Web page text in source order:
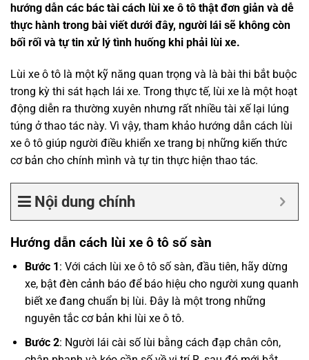
hướng dẫn các bác tài cách lùi xe ô tô thật đơn giản và dễ
thực hành trong bài viết dưới đây, người lái sẽ không còn
bối rối và tự tin xử lý tình huống khi phải lùi xe.
Lùi xe ô tô là một kỹ năng quan trọng và là bài thi bắt buộc
trong kỳ thi sát hạch lái xe. Trong thực tế, lùi xe là một hoạt
động diễn ra thường xuyên nhưng rất nhiều tài xế lại lúng
túng ở thao tác này. Vì vậy, tham khảo hướng dẫn cách lùi
xe ô tô giúp người điều khiển xe trang bị những kiến thức
cơ bản cho chính mình và tự tin thực hiện thao tác.
Nội dung chính
Hướng dẫn cách lùi xe ô tô số sàn
Bước 1: Với cách lùi xe ô tô số sàn, đầu tiên, hãy dừng
xe, bật đèn cảnh báo để báo hiệu cho người xung quanh
biết xe đang chuẩn bị lùi. Đây là một trong những
nguyên tắc cơ bản khi lùi xe ô tô.
Bước 2: Người lái cài số lùi bằng cách đạp chân côn,